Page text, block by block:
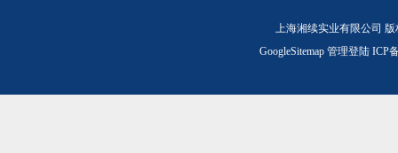
上海湘续实业有限公司
GoogleSitemap 管理登陆ICP